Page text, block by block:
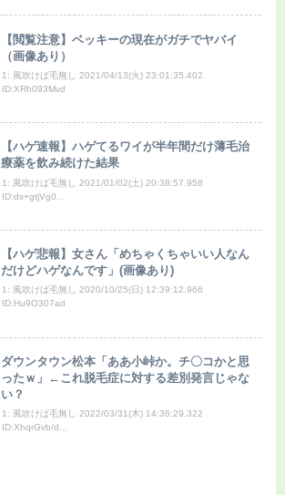
【閲覧注意】ベッキーの現在がガチでヤバイ
（画像あり）
1: 風吹けば毛無し 2021/04/13(火) 23:01:35.402
ID:XRh093Mvd
【ハゲ速報】ハゲてるワイが半年間だけ薄毛治
療薬を飲み続けた結果
1: 風吹けば毛無し 2021/01/02(土) 20:38:57.958
ID:ds+gtjVg0...
【ハゲ悲報】女さん「めちゃくちゃいい人なん
だけどハゲなんです」(画像あり)
1: 風吹けば毛無し 2020/10/25(日) 12:39:12.966
ID:Hu9O307ad
ダウンタウン松本「ああ小峠か。チ〇コかと思
ったｗ」←これ脱毛症に対する差別発言じゃな
い？
1: 風吹けば毛無し 2022/03/31(木) 14:36:29.322
ID:XhqrGvb/d...